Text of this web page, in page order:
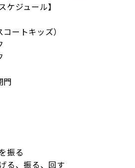
ケジュール】
ートキッズ）
門
振る
る、振る、回す